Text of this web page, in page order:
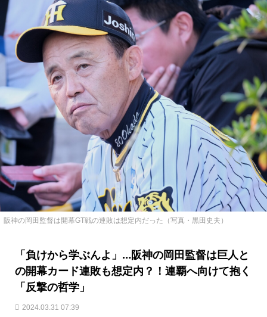
阪神の岡田監督は開幕GT戦の連敗は想定内だった（写真・黒田史夫）
「負けから学ぶんよ」…阪神の岡田監督は巨人と
の開幕カード連敗も想定内？！連覇へ向けて抱く
「反撃の哲学」
2024.03.31 07:39